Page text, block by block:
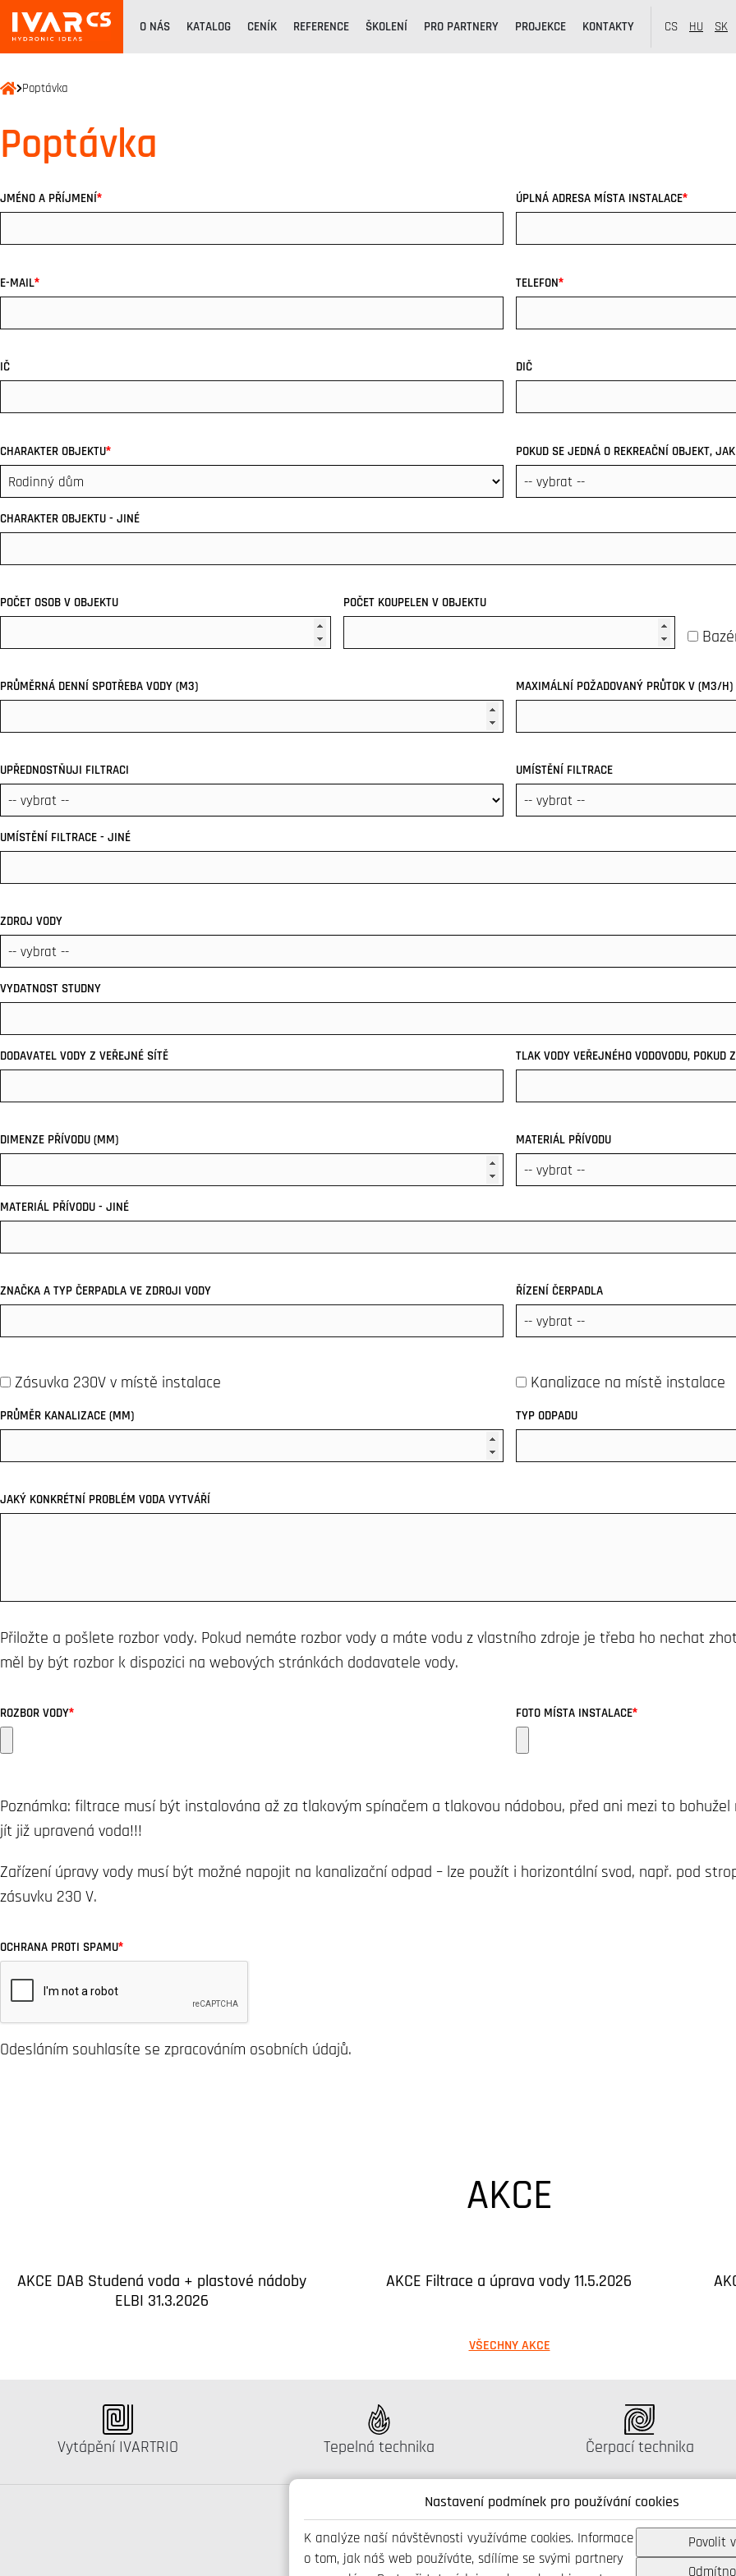
Nastavení podmínek pro používání cookies
K analýze naší návštěvnosti využíváme cookies. Informace
o tom, jak náš web používáte, sdílíme se svými partnery
Povolit
O NÁS KATALOG CENÍK REFERENCE ŠKOLENÍ PRO PARTNERY PROJEKCE KONTAKTY CS HU SK
Poptávka
Poptávka
JMÉNO A PŘÍJMENÍ* ÚPLNÁ ADRESA MÍSTA INSTALACE*
E-MAIL* TELEFON*
IČ DIČ
CHARAKTER OBJEKTU* POKUD SE JEDNÁ O REKREAČNÍ OBJEKT,
CHARAKTER OBJEKTU - JINÉ
POČET OSOB V OBJEKTU POČET KOUPELEN V OBJEKTU
PRŮMĚRNÁ DENNÍ SPOTŘEBA VODY (M3) MAXIMÁLNÍ POŽADOVANÝ PRŮTOK V (M3/H)
UPŘEDNOSTŇUJI FILTRACI UMÍSTĚNÍ FILTRACE
UMÍSTĚNÍ FILTRACE - JINÉ
ZDROJ VODY
VYDATNOST STUDNY
DODAVATEL VODY Z VEŘEJNÉ SÍTĚ TLAK VODY VEŘEJNÉHO VODOVODU, POKUD
DIMENZE PŘÍVODU (MM) MATERIÁL PŘÍVODU
MATERIÁL PŘÍVODU - JINÉ
ZNAČKA A TYP ČERPADLA VE ZDROJI VODY ŘÍZENÍ ČERPADLA
Zásuvka 230V v místě instalace Kanalizace na místě instalace
PRŮMĚR KANALIZACE (MM) TYP ODPADU
JAKÝ KONKRÉTNÍ PROBLÉM VODA VYTVÁŘÍ
Přiložte a pošlete rozbor vody. Pokud nemáte rozbor vody a máte vodu z vlastního zdroje je třeba ho nechat
měl by být rozbor k dispozici na webových stránkách dodavatele vody.
ROZBOR VODY* FOTO MÍSTA INSTALACE*
Poznámka: filtrace musí být instalována až za tlakovým spínačem a tlakovou nádobou, před ani mezi to
jít již upravená voda!!!
Zařízení úpravy vody musí být možné napojit na kanalizační odpad – lze použít i horizontální svod, např. pod
zásuvku 230 V.
OCHRANA PROTI SPAMU*
Odesláním souhlasíte se zpracováním osobních údajů.
AKCE
AKCE DAB Studená voda + plastové nádoby
ELBI 31.3.2026
AKCE Filtrace a úprava vody 11.5.2026
VŠECHNY AKCE
Katalog:
Vytápění IVARTRIO Katalog:
Tepelná technika Katalog:
Čerpací technika
Spojte se s námi